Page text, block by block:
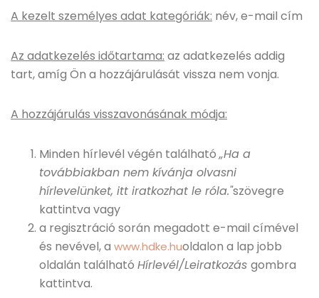
A kezelt személyes adat kategóriák: név, e-mail cím
Az adatkezelés időtartama: az adatkezelés addig
tart, amíg Ön a hozzájárulását vissza nem vonja.
A hozzájárulás visszavonásának módja:
Minden hírlevél végén található„Ha a
továbbiakban nem kívánja olvasni
hírlevelünket, itt iratkozhat le róla."szövegre
kattintva vagy
a regisztráció során megadott e-mail címével
és nevével, a www.hdke.huoldalon a lap jobb
oldalán található Hírlevél/Leiratkozás gombra
kattintva.